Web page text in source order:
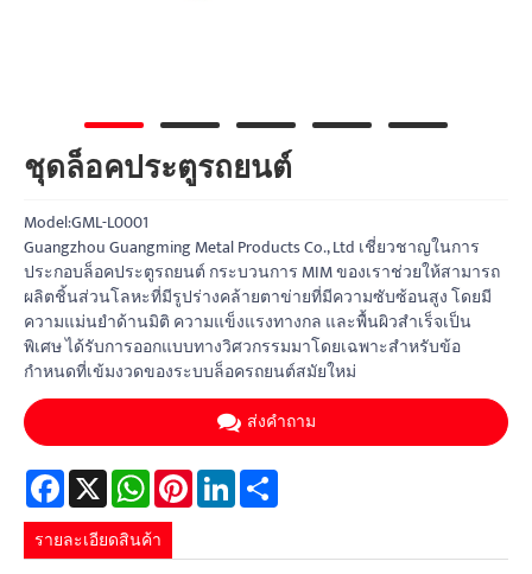
ชุดล็อคประตูรถยนต์
Model:GML-L0001
Guangzhou Guangming Metal Products Co., Ltd เชี่ยวชาญในการ
ประกอบล็อคประตูรถยนต์ กระบวนการ MIM ของเราช่วยให้สามารถ
ผลิตชิ้นส่วนโลหะที่มีรูปร่างคล้ายตาข่ายที่มีความซับซ้อนสูง โดยมี
ความแม่นยำด้านมิติ ความแข็งแรงทางกล และพื้นผิวสำเร็จเป็น
พิเศษ ได้รับการออกแบบทางวิศวกรรมมาโดยเฉพาะสำหรับข้อ
กำหนดที่เข้มงวดของระบบล็อครถยนต์สมัยใหม่
ส่งคำถาม
Facebook
X WhatsAppPinterestLinkedIn
รายละเอียดสินค้า